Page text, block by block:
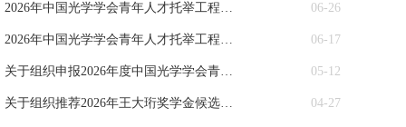
· 2026年中国光学学会青年人才托举工程项目遴选结果 06-26
· 2026年中国光学学会青年人才托举工程项目遴选结果公示 06-17
· 关于组织申报2026年度中国光学学会青年人才托举工程项目的通知 05-12
· 关于组织推荐2026年王大珩奖学金候选人的通知 04-27